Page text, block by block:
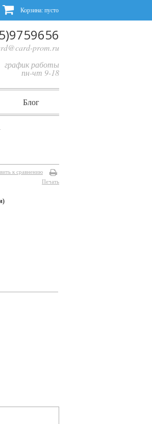
Корзина: пусто
prom.ru
график работы
пн-чт 9-18
Блог
к сравнению
Печать